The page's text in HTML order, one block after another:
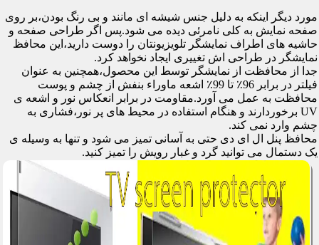
مورد دیگر اینکه به دلیل جنس شیشه ای مانند و بی رنگ بودن،بر روی
صفحه نمایش به کلی نامرئی دیده می شود.پس اگر طراحی صفحه و
حاشیه های اطراف نمایشگر تلویزیونتان را دوست دارید،این محافظ
نمایشگر در طراحی اش تغییری ایجاد نخواهد کرد.
جدا از محافظت از نمایشگر توسط این محصول،همچنین به عنوان
فیلتر در برابر 96٪ تا 99٪ اشعه ماوراء بنفش از چشم و پوست
محافظت به عمل می آورد.مقاومت در برابر انعکاس نور و اشعه ی
UV برخوردارند و هنگام استفاده در محیط های پر نور،فشاری به
چشم وارد نمی کند.
محافظ پنل ال ای دی حتی به آسانی تمیز می شود و تنها به وسیله ی
یک دستمال می توانید گرد و غبار رویش را تمیز کنید.